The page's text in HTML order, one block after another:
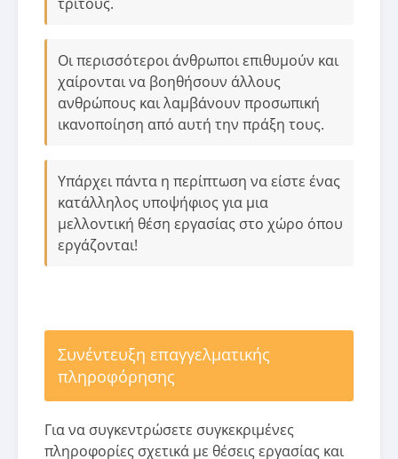
Οι περισσότεροι άνθρωποι επιθυμούν και
χαίρονται να βοηθήσουν άλλους
ανθρώπους και λαμβάνουν προσωπική
ικανοποίηση από αυτή την πράξη τους.
Υπάρχει πάντα η περίπτωση να είστε ένας
κατάλληλος υποψήφιος για μια
μελλοντική θέση εργασίας στο χώρο όπου
εργάζονται!
Συνέντευξη επαγγελματικής
πληροφόρησης
Για να συγκεντρώσετε συγκεκριμένες
πληροφορίες σχετικά με θέσεις εργασίας και